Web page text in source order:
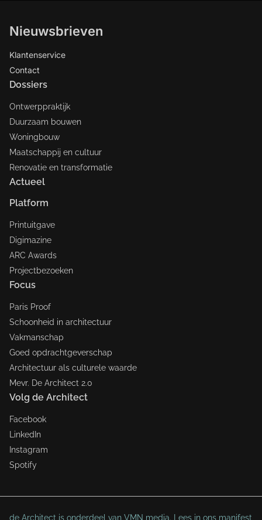
Nieuwsbrieven
Klantenservice
Contact
Dossiers
Ontwerppraktijk
Duurzaam bouwen
Woningbouw
Maatschappij en cultuur
Renovatie en transformatie
Actueel
Platform
Printuitgave
Digimazine
ARC Awards
Projectbezoeken
Focus
Paris Proof
Schoonheid in architectuur
Vakmanschap
Goed opdrachtgeverschap
Architectuur als culturele waarde
Mevr. De Architect 2.0
Volg de Architect
Facebook
LinkedIn
Instagram
Spotify
de Architect is onderdeel van VMN media. Lees in ons manifest